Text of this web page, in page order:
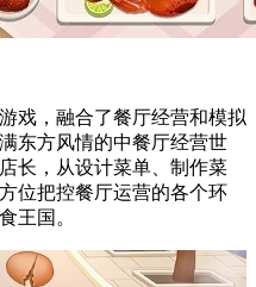
戏，融合了餐厅经营和模拟
东方风情的中餐厅经营世
长，从设计菜单、制作菜
位把控餐厅运营的各个环
王国。